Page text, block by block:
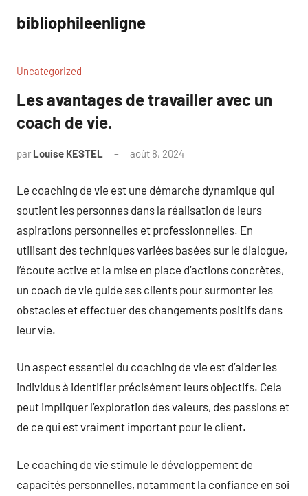
contenu
bibliophileenligne
Uncategorized
Les avantages de travailler avec un
coach de vie.
par Louise KESTEL août 8, 2024
Le coaching de vie est une démarche dynamique qui
soutient les personnes dans la réalisation de leurs
aspirations personnelles et professionnelles. En
utilisant des techniques variées basées sur le dialogue,
l’écoute active et la mise en place d’actions concrètes,
un coach de vie guide ses clients pour surmonter les
obstacles et effectuer des changements positifs dans
leur vie.
Un aspect essentiel du coaching de vie est d’aider les
individus à identifier précisément leurs objectifs. Cela
peut impliquer l’exploration des valeurs, des passions et
de ce qui est vraiment important pour le client.
Le coaching de vie stimule le développement de
capacités personnelles, notamment la confiance en soi